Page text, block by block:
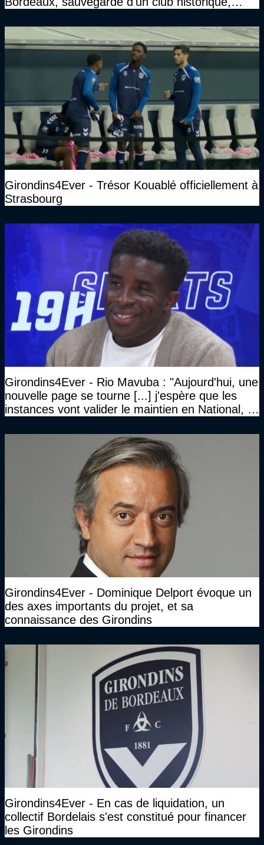
Girondins4Ever - Trésor Kouablé officiellement à
Strasbourg
Girondins4Ever - Rio Mavuba : "Aujourd'hui, une
nouvelle page se tourne [...] j'espère que les
instances vont valider le maintien en National, et
haut niveau"
Girondins4Ever - Dominique Delport évoque un
des axes importants du projet, et sa
connaissance des Girondins
Girondins4Ever - En cas de liquidation, un
collectif Bordelais s'est constitué pour financer
les Girondins